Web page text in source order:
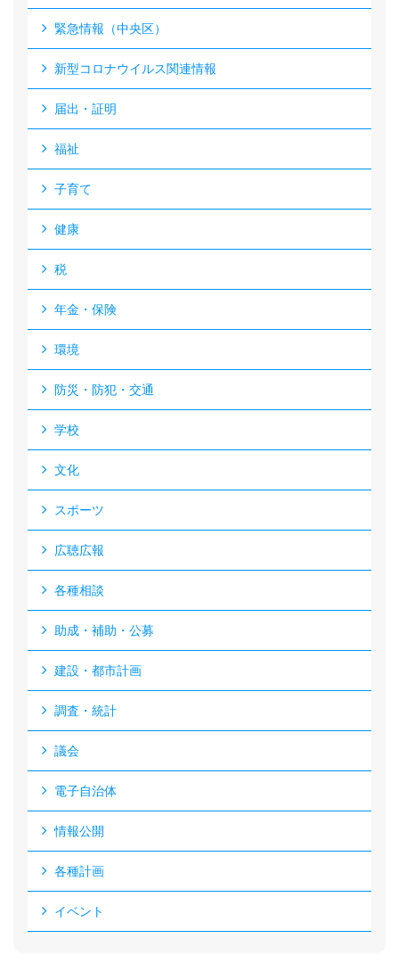
緊急情報（中央区）
新型コロナウイルス関連情報
届出・証明
福祉
子育て
健康
税
年金・保険
環境
防災・防犯・交通
学校
文化
スポーツ
広聴広報
各種相談
助成・補助・公募
建設・都市計画
調査・統計
議会
電子自治体
情報公開
各種計画
イベント